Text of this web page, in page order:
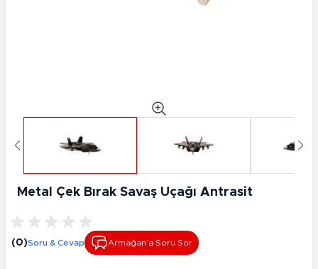
Metal Çek Bırak Savaş Uçağı Antrasit
(0)Soru & Cevap Armağan’a Soru Sor